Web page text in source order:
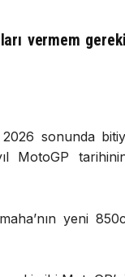
vermem
2026 sonunda
MotoGP
yeni